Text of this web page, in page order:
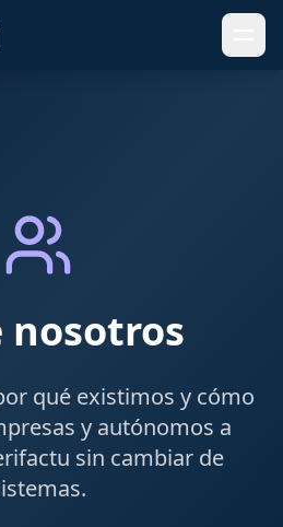
nosotros
qué existimos y cómo
y autónomos a
sin cambiar de